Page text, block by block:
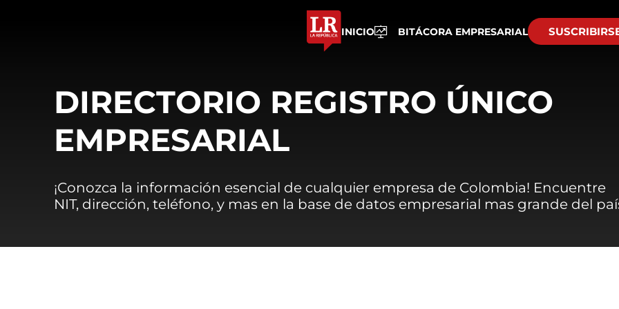
INICIO BITÁCORA EMPRESARIAL
DIRECTORIO REGISTRO ÚNICO
EMPRESARIAL
¡Conozca la información esencial de cualquier empresa de Colombia! Encuentre
NIT, dirección, teléfono, y mas en la base de datos empresarial mas grande del